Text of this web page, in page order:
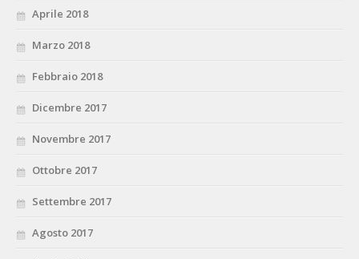
Aprile 2018
Marzo 2018
Febbraio 2018
Dicembre 2017
Novembre 2017
Ottobre 2017
Settembre 2017
Agosto 2017